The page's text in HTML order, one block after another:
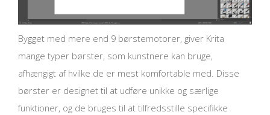
Bygget med mere end 9 børstemotorer, giver Krita
mange typer børster, som kunstnere kan bruge,
afhængigt af hvilke de er mest komfortable med. Disse
børster er designet til at udføre unikke og særlige
funktioner, og de bruges til at tilfredsstille specifikke